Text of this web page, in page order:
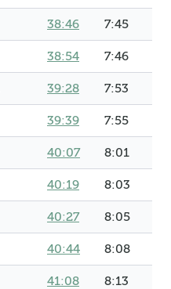
38:46 7:45
38:54 7:46
39:28 7:53
39:39 7:55
40:07 8:01
40:19 8:03
40:27 8:05
40:44 8:08
41:08 8:13